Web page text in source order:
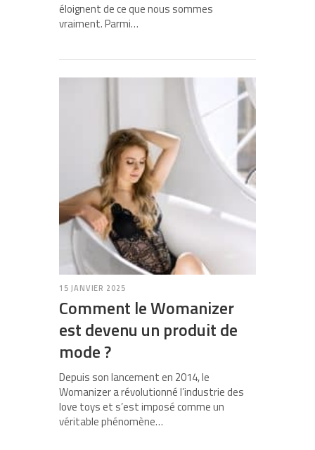
éloignent de ce que nous sommes
vraiment. Parmi…
15 JANVIER 2025
Comment le Womanizer
est devenu un produit de
mode ?
Depuis son lancement en 2014, le
Womanizer a révolutionné l’industrie des
love toys et s’est imposé comme un
véritable phénomène…